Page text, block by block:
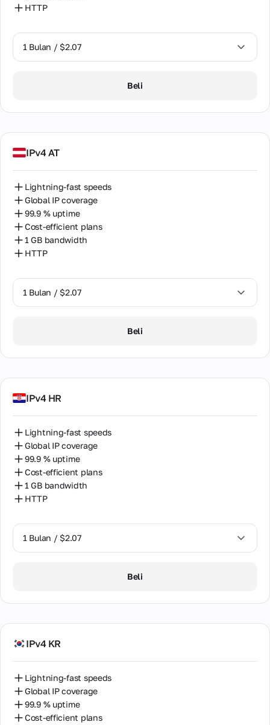
HTTP
1 Bulan / $2.07
Beli
IPv4 AT
Lightning-fast speeds
Global IP coverage
99.9 % uptime
Cost-efficient plans
1 GB bandwidth
HTTP
1 Bulan / $2.07
Beli
IPv4 HR
Lightning-fast speeds
Global IP coverage
99.9 % uptime
Cost-efficient plans
1 GB bandwidth
HTTP
1 Bulan / $2.07
Beli
IPv4 KR
Lightning-fast speeds
Global IP coverage
99.9 % uptime
Cost-efficient plans